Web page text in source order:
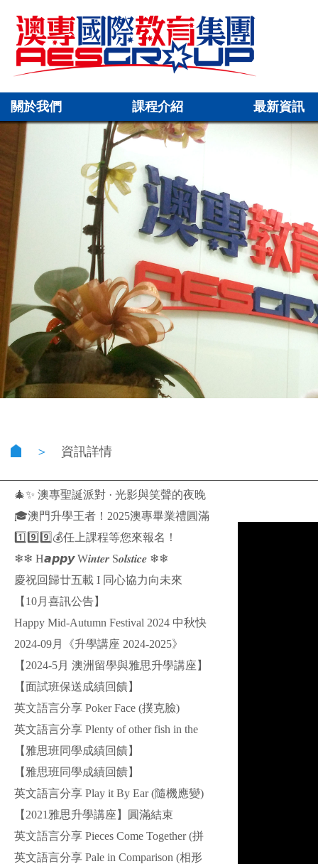
關於我們 課程介紹 最新資訊
資訊詳情
＞
🎄✨ 澳專聖誕派對 · 光影與笑聲的夜晚
✨🎄
🎓澳門升學王者！2025澳專畢業禮圓滿
結束！
1️⃣9️⃣9️⃣💰任上課程等您來報名！
❄❄ H𝙖𝙥𝙥𝙮 W𝒊𝒏𝒕𝒆𝒓 S𝒐𝒍𝒔𝒕𝒊𝒄𝒆 ❄❄
慶祝回歸廿五載 I 同心協力向未來
【10月喜訊公告】
Happy Mid-Autumn Festival 2024 中秋快
樂
2024-09月《升學講座 2024-2025》
【2024-5月 澳洲留學與雅思升學講座】
圓滿結束
【面試班保送成績回饋】
英文語言分享 Poker Face (撲克臉)
英文語言分享 Plenty of other fish in the
sea (天涯何處無芳草)
【雅思班同學成績回饋】
【雅思班同學成績回饋】
英文語言分享 Play it By Ear (隨機應變)
【2021雅思升學講座】圓滿結束
英文語言分享 Pieces Come Together (拼
湊起來)
英文語言分享 Pale in Comparison (相形